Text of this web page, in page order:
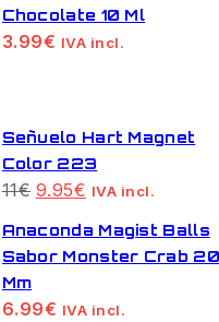
Chocolate 10 Ml
3.99€ IVA incl.
Señuelo Hart Magnet
Color 223
11€ El
original
era:
11€.
9.95€ El
actual
es:
9.95€.
IVA incl.
Anaconda Magist Balls
Sabor Monster Crab 20
Mm
6.99€ IVA incl.